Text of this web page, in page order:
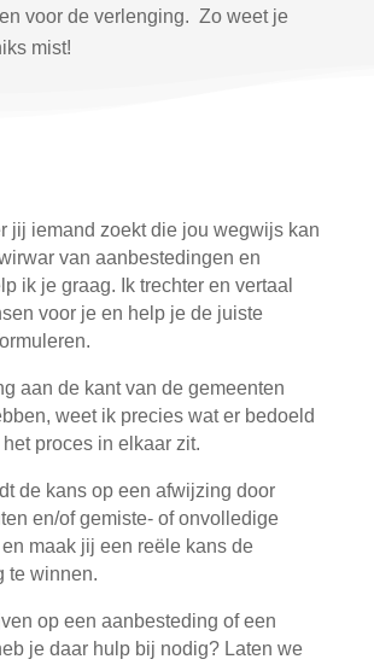
voor de verlenging. Zo weet je
mist!
jij iemand zoekt die jou wegwijs kan
van aanbestedingen en
ik je graag. Ik trechter en vertaal
voor je en help je de juiste
aan de kant van de gemeenten
weet ik precies wat er bedoeld
proces in elkaar zit.
de kans op een afwijzing door
en/of gemiste- of onvolledige
maak jij een reële kans de
te winnen.
op een aanbesteding of een
je daar hulp bij nodig? Laten we